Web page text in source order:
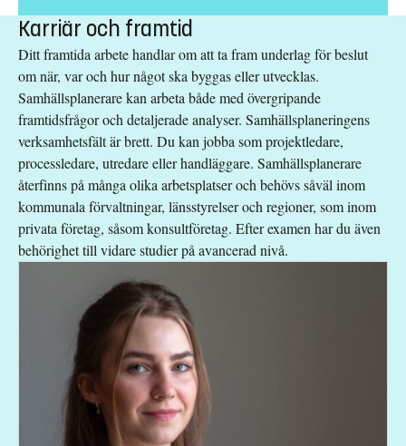
Samhällsplaneringens
teorier och metoder
20
Samhällsplaneringens
verktyg
20
Hållbarhet i
samhällsplaneringen
20
Valbara kurser
20
Projekt
10
Praktik
10
Karriär och framtid
Ditt framtida arbete handlar om att ta fram underlag för beslut
om när, var och hur något ska byggas eller utvecklas.
Samhällsplanerare kan arbeta både med övergripande
framtidsfrågor och detaljerade analyser. Samhällsplaneringens
verksamhetsfält är brett. Du kan jobba som projektledare,
processledare, utredare eller handläggare. Samhällsplanerare
återfinns på många olika arbetsplatser och behövs såväl inom
kommunala förvaltningar, länsstyrelser och regioner, som inom
privata företag, såsom konsultföretag. Efter examen har du även
behörighet till vidare studier på avancerad nivå.